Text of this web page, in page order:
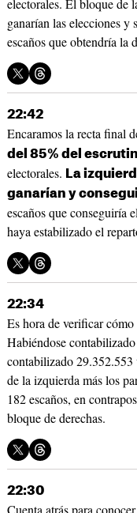
electorales. El bloque de
ganarían las elecciones y
escaños que obtendría la
22:42
Encaramos la recta final
del 85% del
electorales. La
ganarían y
escaños que conseguiría
haya estabilizado el
22:34
Es hora de verificar
Habiéndose
contabilizado 29.352.553
de la izquierda más los
182 escaños, en
bloque de derechas.
22:30
Cuenta atrás para